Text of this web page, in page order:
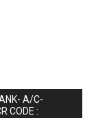
A/C-
CODE :